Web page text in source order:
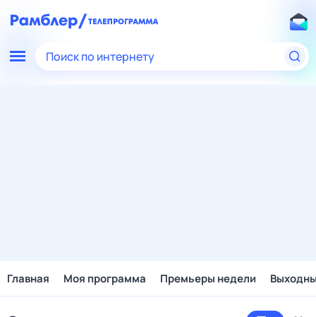
Поиск по интернету
Главная Моя программа Премьеры недели